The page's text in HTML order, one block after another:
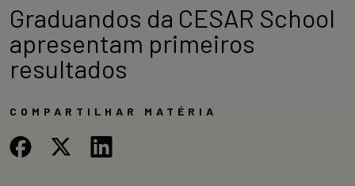
Graduandos da CESAR School
apresentam primeiros
resultados
COMPARTILHAR MATÉRIA